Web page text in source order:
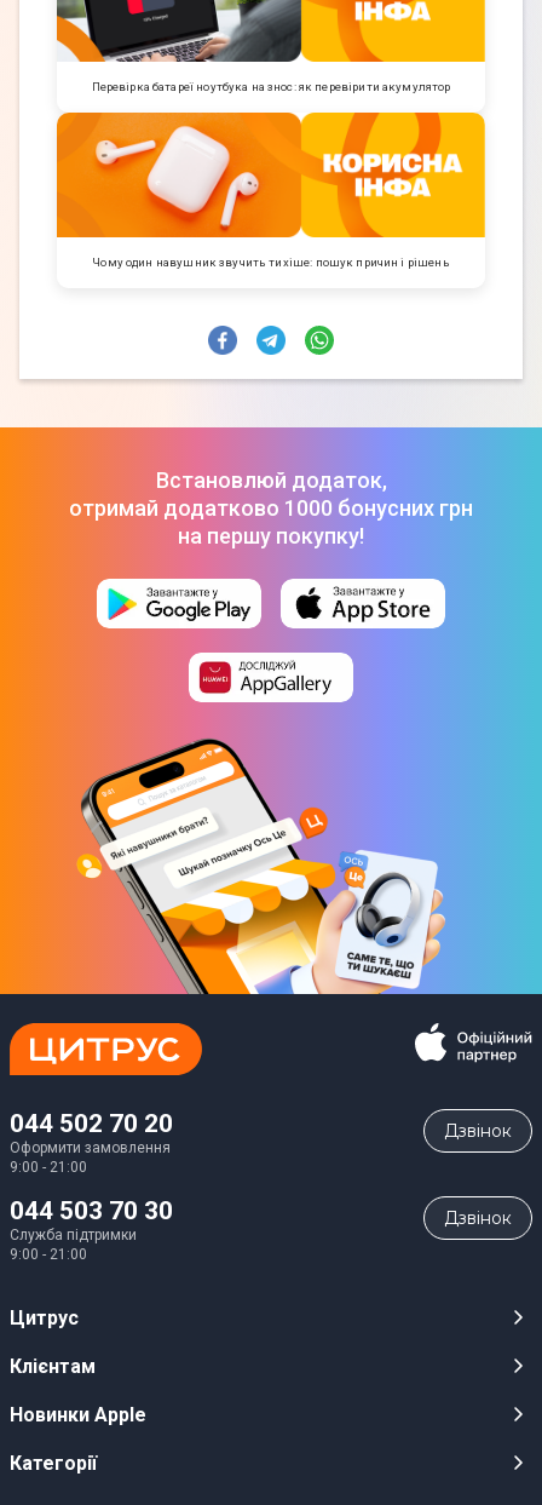
Перевірка батареї ноутбука на знос: як перевірити акумулятор
Чому один навушник звучить тихіше: пошук причин і рішень
Встановлюй додаток,
отримай додатково 1000 бонусних грн
на першу покупку!
044 502 70 20
Оформити замовлення
9:00 - 21:00
Дзвiнок
044 503 70 30
Служба підтримки
9:00 - 21:00
Дзвiнок
Цитрус
Кар’єра
Оптовим клієнтам
Клієнтам
Публічні оферти
Новинки Apple
iPhone 17
Категорії